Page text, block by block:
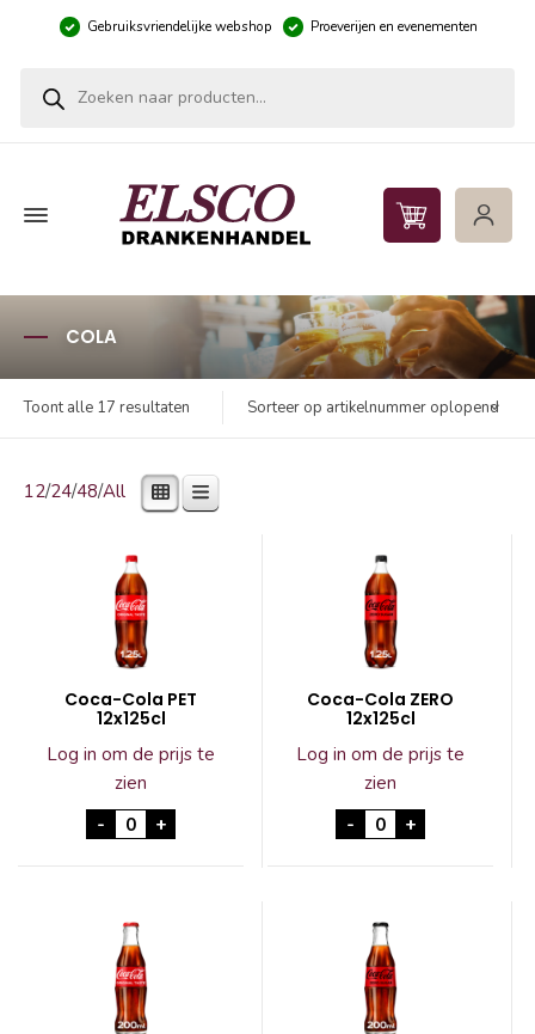
Gebruiksvriendelijke webshop Proeverijen en evenementen
COLA
Toont alle 17 resultaten Sorteer op artikelnummer oplopend
12/24/48/All
Coca-Cola PET
12x125cl
Log in om de prijs te
zien
- Coca-Cola PET 12x125cl aantal
+
Coca-Cola ZERO
12x125cl
Log in om de prijs te
zien
- Coca-Cola ZERO
+